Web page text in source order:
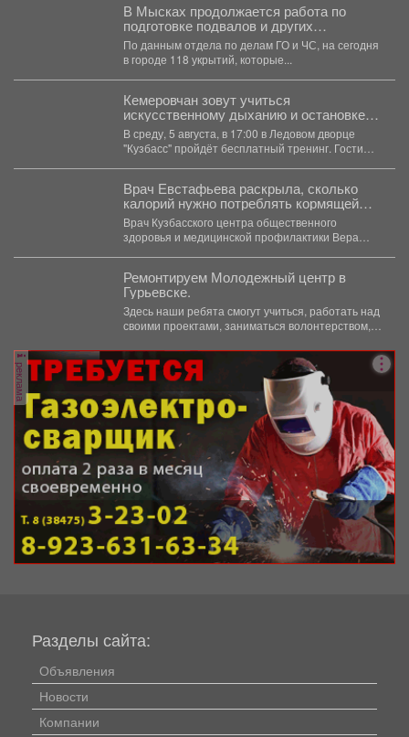
В Мысках продолжается работа по
подготовке подвалов и других
заглубленных помещений для укрытия
населения на случай возникновения
чрезвычайных ситуаций
По данным отдела по делам ГО и ЧС, на сегодня
в городе 118 укрытий, которые...
Кемеровчан зовут учиться
искусственному дыханию и остановке
кровотечения
В среду, 5 августа, в 17:00 в Ледовом дворце
"Кузбасс" пройдёт бесплатный тренинг. Гости
Врач Евстафьева раскрыла, сколько
калорий нужно потреблять кормящей
маме
Врач Кузбасского центра общественного
здоровья и медицинской профилактики Вера
Ремонтируем Молодежный центр в
Гурьевске.
Здесь наши ребята смогут учиться, работать над
своими проектами, заниматься волонтерством,
реклама
Разделы сайта:
Объявления
Новости
Компании